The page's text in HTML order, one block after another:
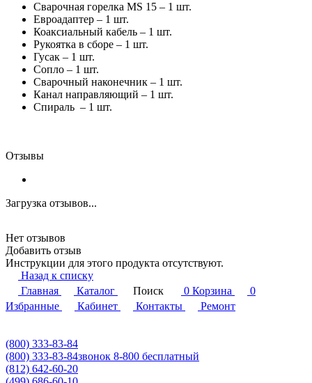
Сварочная горелка MS 15 – 1 шт.
Евроадаптер – 1 шт.
Коаксиальный кабель – 1 шт.
Рукоятка в сборе – 1 шт.
Гусак – 1 шт.
Сопло – 1 шт.
Сварочный наконечник – 1 шт.
Канал направляющий – 1 шт.
Спираль – 1 шт.
Отзывы
Загрузка отзывов...
Нет отзывов
Добавить отзыв
Инструкции для этого продукта отсутствуют.
Назад к списку
Главная
Каталог Поиск 0 Корзина
0
Избранные
Кабинет Контакты Ремонт
(800) 333-83-84
(800) 333-83-84звонок 8-800 бесплатный
(812) 642-60-20